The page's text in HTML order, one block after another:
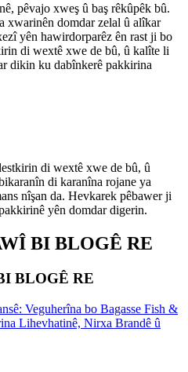
pêvajo xweş û baş rêkûpêk bû.
xwarinên domdar zelal û alîkar
yên hawirdorparêz ên rast ji bo
di wextê xwe de bû, û kalîte li
dikin ku dabînkerê pakkirina
di wextê xwe de bû, û
di karanîna rojane ya
nîşan da. Hevkarek pêbawer ji
yên domdar digerin.
BI BLOGÊ RE
BLOGÊ RE